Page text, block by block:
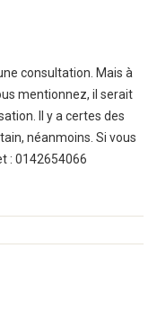
consultation. Mais à
mentionnez, il serait
Il y a certes des
néanmoins. Si vous
: 0142654066